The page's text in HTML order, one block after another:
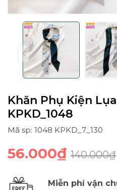
Khăn Phụ Kiện
KPKD_1048
Mã sp: 1048 KPKD_7_130
56.000₫ 140.000₫
Miễn phí vận